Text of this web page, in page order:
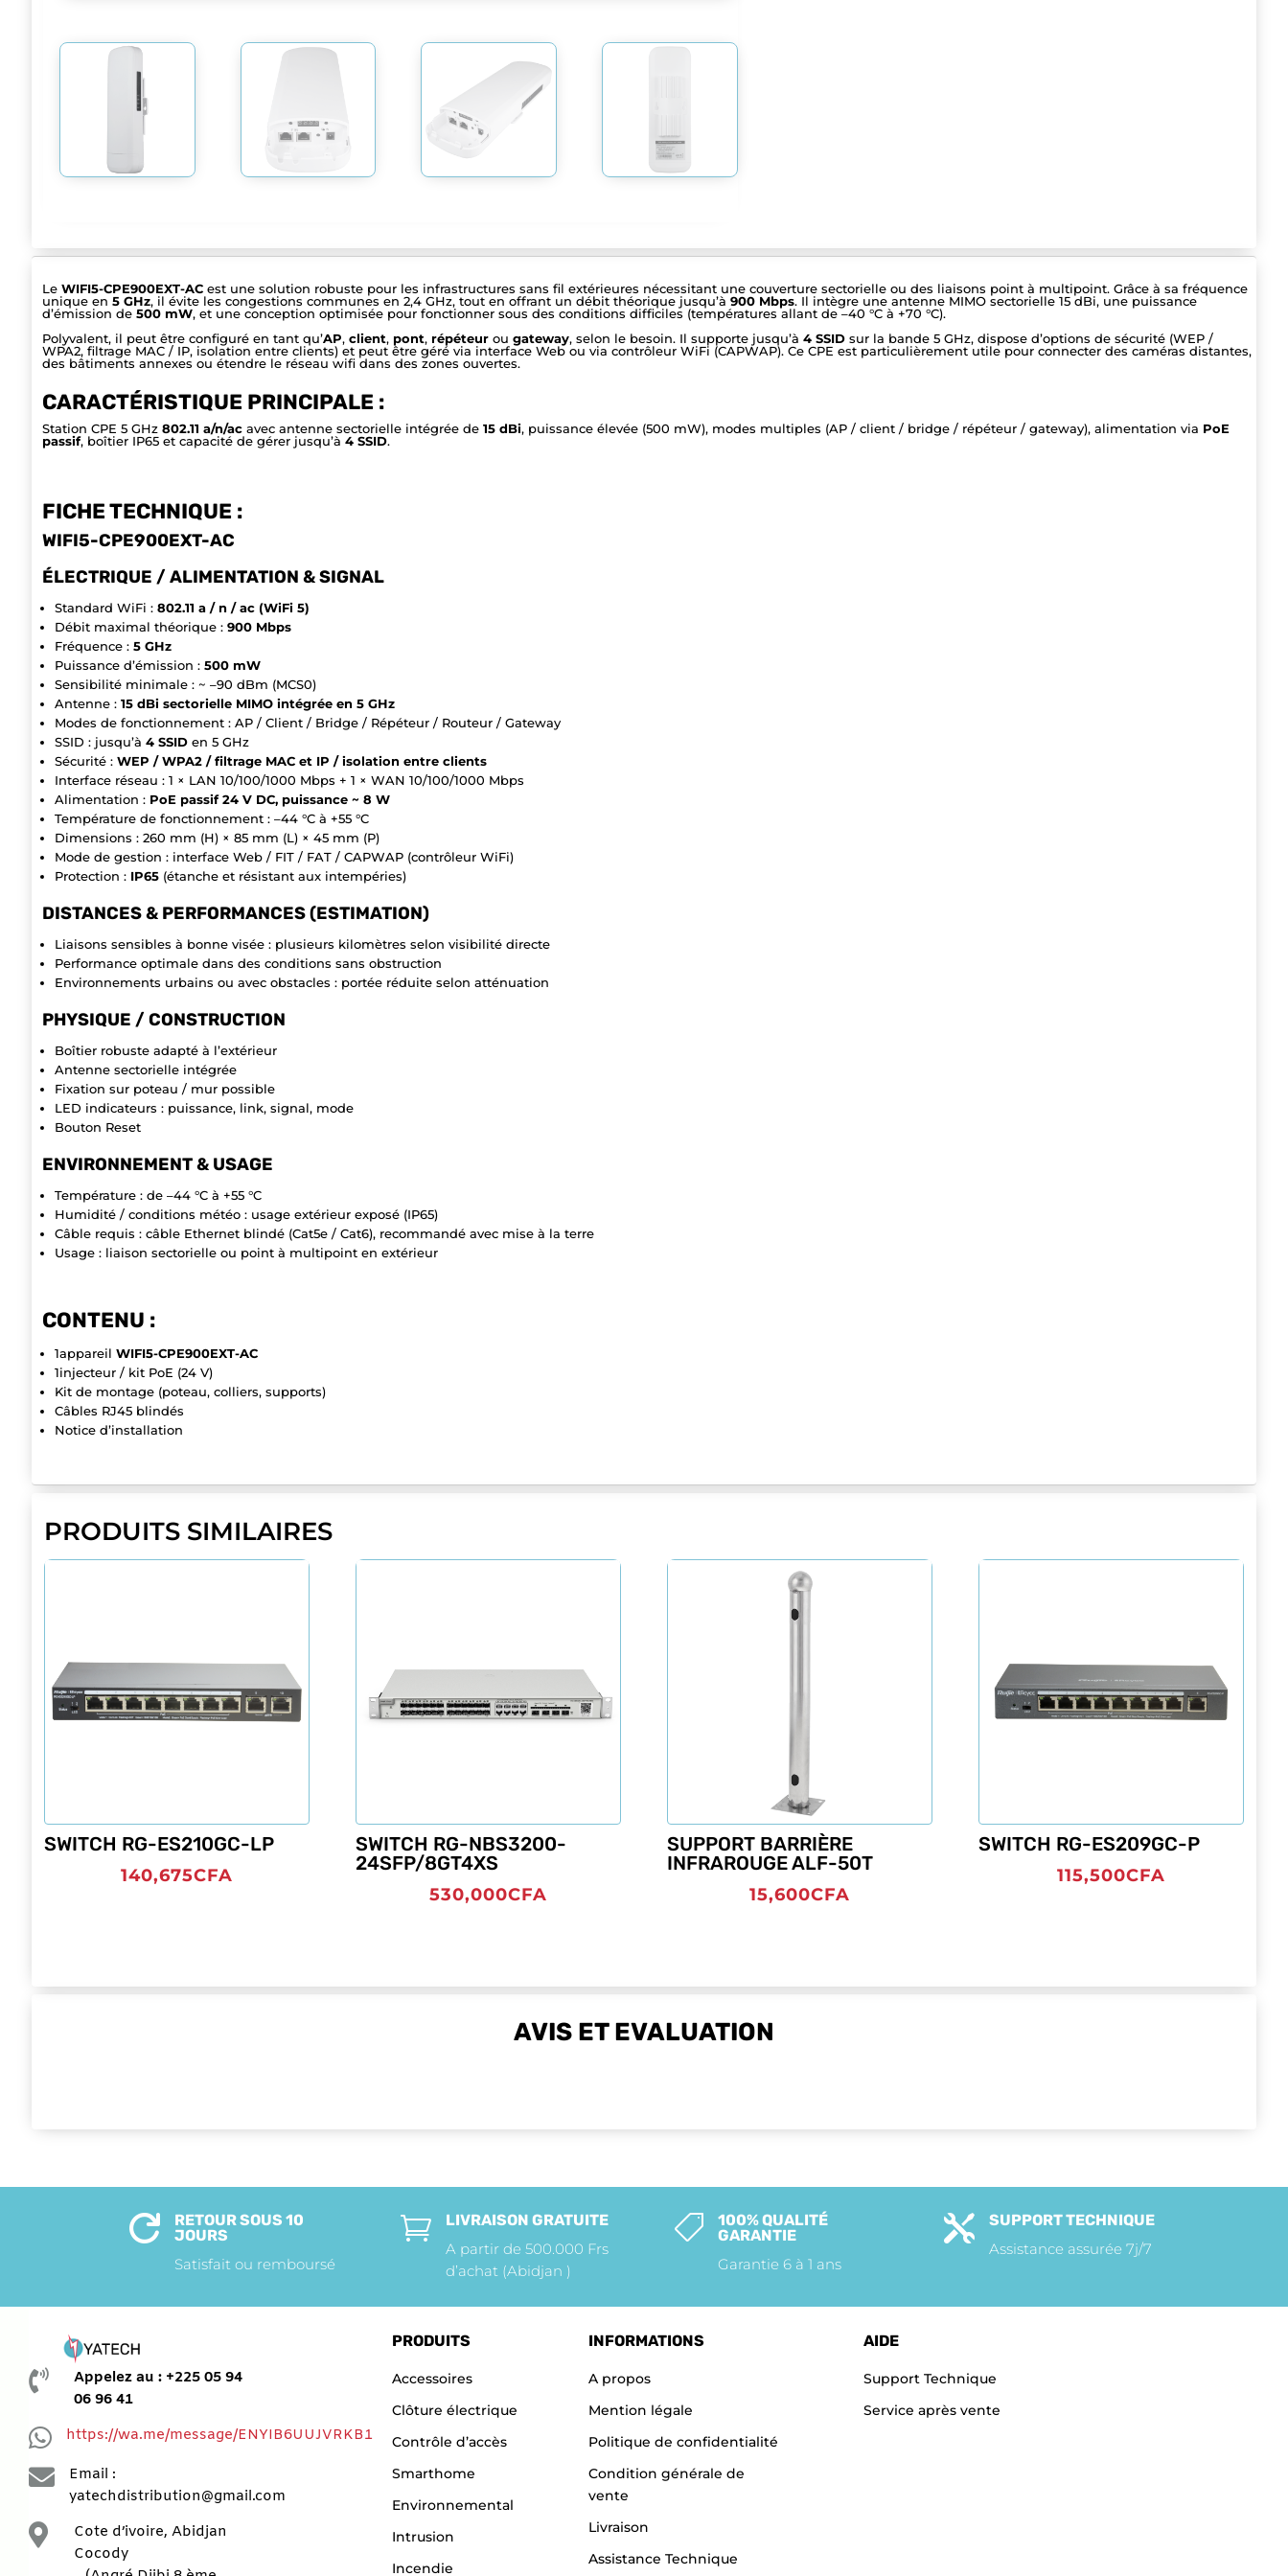
Le WIFI5-CPE900EXT-AC est une solution robuste pour les infrastructures sans fil extérieures nécessitant une couverture sectorielle ou des liaisons point à multipoint. Grâce à sa fréquence
unique en 5 GHz, il évite les congestions communes en 2,4 GHz, tout en offrant un débit théorique jusqu’à 900 Mbps. Il intègre une antenne MIMO sectorielle 15 dBi, une puissance
d’émission de 500 mW, et une conception optimisée pour fonctionner sous des conditions difficiles (températures allant de –40 °C à +70 °C).
Polyvalent, il peut être configuré en tant qu’AP, client, pont, répéteur ou gateway, selon le besoin. Il supporte jusqu’à 4 SSID sur la bande 5 GHz, dispose d’options de sécurité (WEP /
WPA2, filtrage MAC / IP, isolation entre clients) et peut être géré via interface Web ou via contrôleur WiFi (CAPWAP). Ce CPE est particulièrement utile pour connecter des caméras distantes,
des bâtiments annexes ou étendre le réseau wifi dans des zones ouvertes.
CARACTÉRISTIQUE PRINCIPALE :
Station CPE 5 GHz 802.11 a/n/ac avec antenne sectorielle intégrée de 15 dBi, puissance élevée (500 mW), modes multiples (AP / client / bridge / répéteur / gateway), alimentation via PoE
passif, boîtier IP65 et capacité de gérer jusqu’à 4 SSID.
FICHE TECHNIQUE :
WIFI5-CPE900EXT-AC
ÉLECTRIQUE / ALIMENTATION & SIGNAL
Standard WiFi : 802.11 a / n / ac (WiFi 5)
Débit maximal théorique : 900 Mbps
Fréquence : 5 GHz
Puissance d’émission : 500 mW
Sensibilité minimale : ~ –90 dBm (MCS0)
Antenne : 15 dBi sectorielle MIMO intégrée en 5 GHz
Modes de fonctionnement : AP / Client / Bridge / Répéteur / Routeur / Gateway
SSID : jusqu’à 4 SSID en 5 GHz
Sécurité : WEP / WPA2 / filtrage MAC et IP / isolation entre clients
Interface réseau : 1 × LAN 10/100/1000 Mbps + 1 × WAN 10/100/1000 Mbps
Alimentation : PoE passif 24 V DC, puissance ~ 8 W
Température de fonctionnement : –44 °C à +55 °C
Dimensions : 260 mm (H) × 85 mm (L) × 45 mm (P)
Mode de gestion : interface Web / FIT / FAT / CAPWAP (contrôleur WiFi)
Protection : IP65 (étanche et résistant aux intempéries)
DISTANCES & PERFORMANCES (ESTIMATION)
Liaisons sensibles à bonne visée : plusieurs kilomètres selon visibilité directe
Performance optimale dans des conditions sans obstruction
Environnements urbains ou avec obstacles : portée réduite selon atténuation
PHYSIQUE / CONSTRUCTION
Boîtier robuste adapté à l’extérieur
Antenne sectorielle intégrée
Fixation sur poteau / mur possible
LED indicateurs : puissance, link, signal, mode
Bouton Reset
ENVIRONNEMENT & USAGE
Température : de –44 °C à +55 °C
Humidité / conditions météo : usage extérieur exposé (IP65)
Câble requis : câble Ethernet blindé (Cat5e / Cat6), recommandé avec mise à la terre
Usage : liaison sectorielle ou point à multipoint en extérieur
CONTENU :
1appareil WIFI5-CPE900EXT-AC
1injecteur / kit PoE (24 V)
Kit de montage (poteau, colliers, supports)
Câbles RJ45 blindés
Notice d’installation
PRODUITS SIMILAIRES
SWITCH RG-ES210GC-LP
140,675CFA
SWITCH RG-NBS3200-
24SFP/8GT4XS
530,000CFA
SUPPORT BARRIÈRE
INFRAROUGE ALF-50T
15,600CFA
SWITCH RG-ES209GC-P
115,500CFA
AVIS ET EVALUATION

RETOUR SOUS 10
JOURS
Satisfait ou remboursé

LIVRAISON GRATUITE
A partir de 500.000 Frs
d’achat (Abidjan )

100% QUALITÉ
GARANTIE
Garantie 6 à 1 ans

SUPPORT TECHNIQUE
Assistance assurée 7j/7

Appelez au : +225 05 94
06 96 41
 https://wa.me/message/ENYIB6UUJVRKB1

Email :
yatechdistribution@gmail.com

Cote d’ivoire, Abidjan
Cocody
PRODUITS
Accessoires
Clôture électrique
Contrôle d’accès
Smarthome
Environnemental
Intrusion
Incendie
INFORMATIONS
A propos
Mention légale
Politique de confidentialité
Condition générale de
vente
Livraison
Assistance Technique
AIDE
Support Technique
Service après vente